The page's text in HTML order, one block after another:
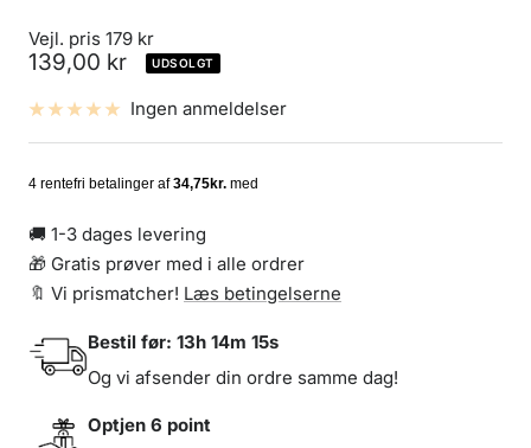
Vejl. pris 179 kr
Udsalgspris
139,00 kr UDSOLGT
Ingen anmeldelser
🚚 1-3 dages levering
🎁 Gratis prøver med i alle ordrer
🔖 Vi prismatcher! Læs betingelserne
Bestil før: 13h 14m 15s
Og vi afsender din ordre samme dag!
Optjen 6 point